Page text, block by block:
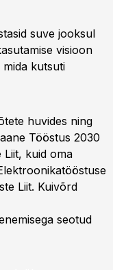
suve jooksul
visioon
kutsuti
huvides ning
Tööstus 2030
kuid oma
Liit. Kuivõrd
seotud